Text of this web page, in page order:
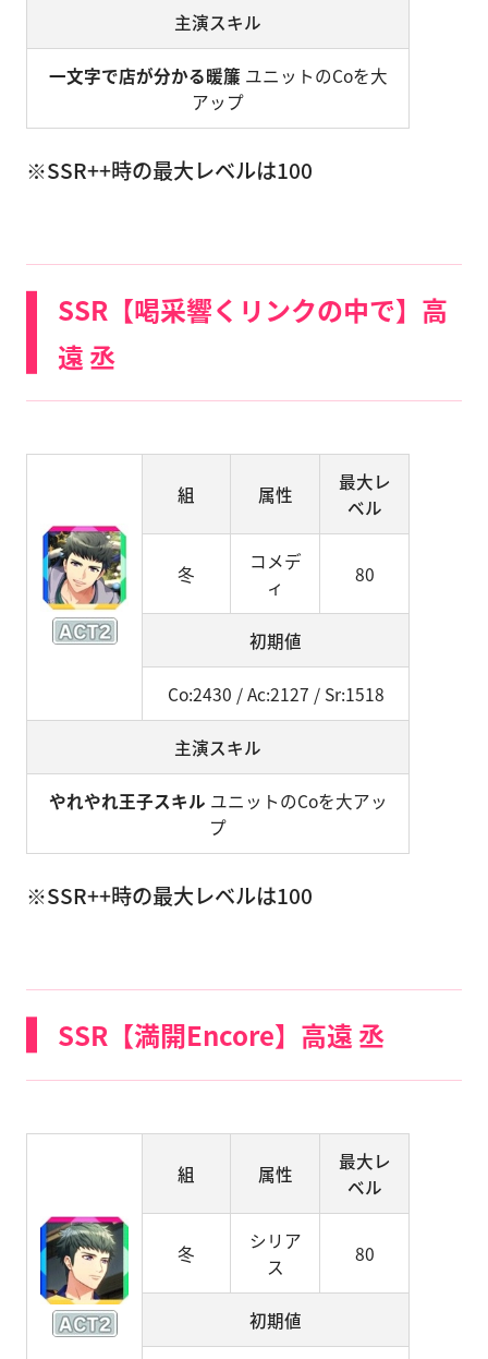
主演スキル
一文字で店が分かる暖簾 ユニットのCoを大
アップ
※SSR++時の最大レベルは100
SSR【喝采響くリンクの中で】高
遠 丞
組 属性
最大レ
ベル
冬
コメデ
ィ
80
初期値
Co:2430 / Ac:2127 / Sr:1518
主演スキル
やれやれ王子スキル ユニットのCoを大アッ
プ
※SSR++時の最大レベルは100
SSR【満開Encore】高遠 丞
組 属性
最大レ
ベル
冬
シリア
ス
80
初期値